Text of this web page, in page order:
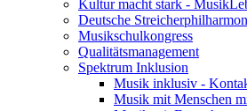
Kultur macht stark -
Deutsche
Musikschulkongress
Qualitätsmanagement
Spektrum Inklusion
Musik inklusiv -
Musik mit Menschen